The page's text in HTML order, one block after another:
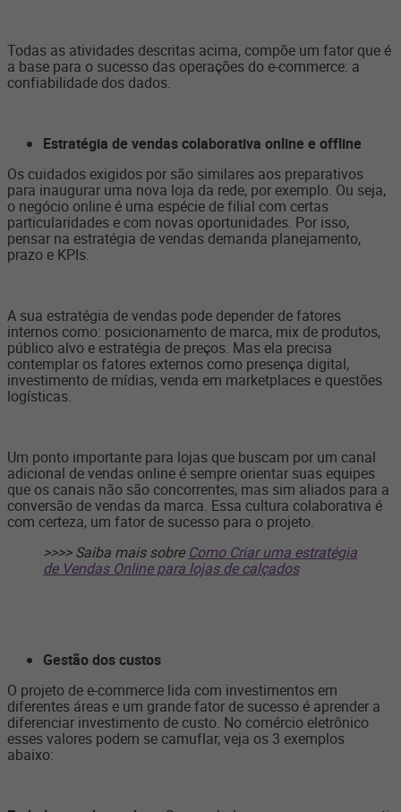
Todas as atividades descritas acima, compõe um fator que é
a base para o sucesso das operações do e-commerce: a
confiabilidade dos dados.
Estratégia de vendas colaborativa online e offline
Os cuidados exigidos por são similares aos preparativos
para inaugurar uma nova loja da rede, por exemplo. Ou seja,
o negócio online é uma espécie de filial com certas
particularidades e com novas oportunidades. Por isso,
pensar na estratégia de vendas demanda planejamento,
prazo e KPIs.
A sua estratégia de vendas pode depender de fatores
internos como: posicionamento de marca, mix de produtos,
público alvo e estratégia de preços. Mas ela precisa
contemplar os fatores externos como presença digital,
investimento de mídias, venda em marketplaces e questões
logísticas.
Um ponto importante para lojas que buscam por um canal
adicional de vendas online é sempre orientar suas equipes
que os canais não são concorrentes, mas sim aliados para a
conversão de vendas da marca. Essa cultura colaborativa é
com certeza, um fator de sucesso para o projeto.
>>>> Saiba mais sobre Como Criar uma estratégia
de Vendas Online para lojas de calçados
Gestão dos custos
O projeto de e-commerce lida com investimentos em
diferentes áreas e um grande fator de sucesso é aprender a
diferenciar investimento de custo. No comércio eletrônico
esses valores podem se camuflar, veja os 3 exemplos
abaixo: